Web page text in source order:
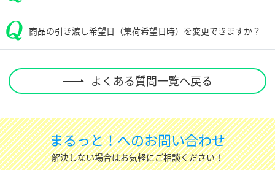
商品の引き渡し希望日（集荷希望日時）を変更できますか？
よくある質問一覧へ戻る
まるっと！へのお問い合わせ
解決しない場合はお気軽にご相談ください！